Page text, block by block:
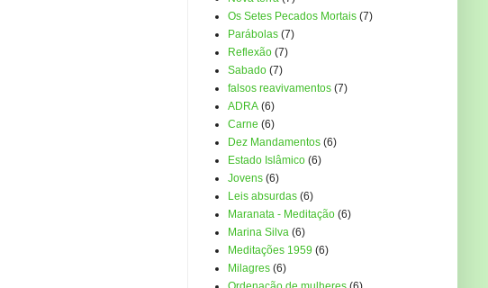
Os Setes Pecados Mortais (7)
Parábolas (7)
Reflexão (7)
Sabado (7)
falsos reavivamentos (7)
ADRA (6)
Carne (6)
Dez Mandamentos (6)
Estado Islâmico (6)
Jovens (6)
Leis absurdas (6)
Maranata - Meditação (6)
Marina Silva (6)
Meditações 1959 (6)
Milagres (6)